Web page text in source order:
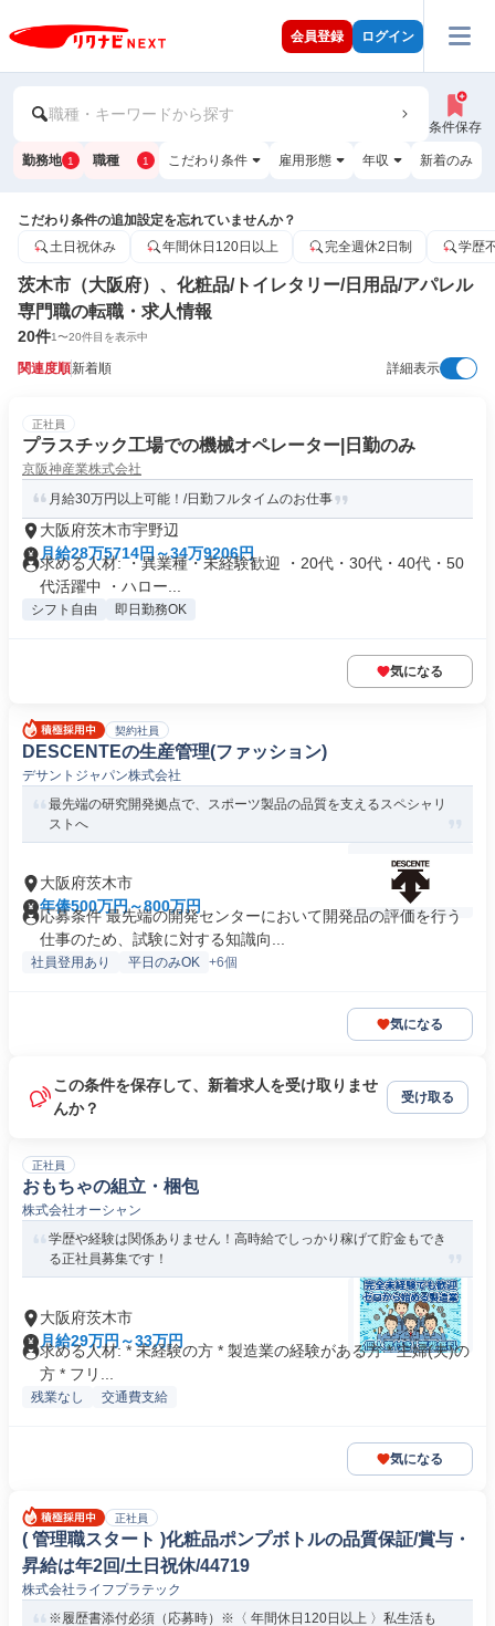
会員登録 ログイン
職種・キーワードから探す
条件保存
勤務地 1 職種 1 こだわり条件 雇用形態 年収 新着のみ
こだわり条件の追加設定を忘れていませんか？
土日祝休み
年間休日120日以上 完全週休2日制 学歴
茨木市（大阪府）、化粧品/トイレタリー/日用品/アパレル
専門職の転職・求人情報
20件1〜20件目を表示中
関連度順新着順 詳細表示
正社員
プラスチック工場での機械オペレーター|日勤のみ
京阪神産業株式会社
月給30万円以上可能！/日勤フルタイムのお仕事
大阪府茨木市宇野辺
月給28万5714円～34万9206円
求める人材: ・異業種・未経験歓迎 ・20代・30代・40代・50
代活躍中 ・ハロー...
シフト自由 即日勤務OK
気になる
契約社員
DESCENTEの生産管理(ファッション)
デサントジャパン株式会社
最先端の研究開発拠点で、スポーツ製品の品質を支えるスペシャリ
ストへ
大阪府茨木市
年俸500万円～800万円
応募条件 最先端の開発センターにおいて開発品の評価を行う
仕事のため、試験に対する知識向...
社員登用あり 平日のみOK +6個
気になる
この条件を保存して、新着求人を受け取りませ
んか？
受け取る
正社員
おもちゃの組立・梱包
株式会社オーシャン
学歴や経験は関係ありません！高時給でしっかり稼げて貯金もでき
る正社員募集です！
大阪府茨木市
月給29万円～33万円
求める人材: * 未経験の方 * 製造業の経験がある方 * 主婦(夫)の
方 * フリ...
残業なし 交通費支給
気になる
正社員
( 管理職スタート )化粧品ポンプボトルの品質保証/賞与・
昇給は年2回/土日祝休/44719
株式会社ライフプラテック
※履歴書添付必須（応募時）※〈 年間休日120日以上 〉私生活も